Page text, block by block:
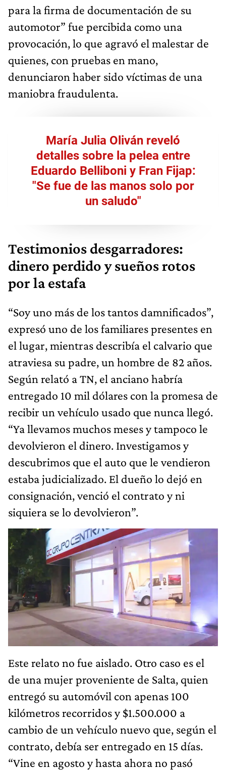
para la firma de documentación de su
automotor” fue percibida como una
provocación, lo que agravó el malestar de
quienes, con pruebas en mano,
denunciaron haber sido víctimas de una
maniobra fraudulenta.
María Julia Oliván reveló
detalles sobre la pelea entre
Eduardo Belliboni y Fran Fijap:
"Se fue de las manos solo por
un saludo"
Testimonios desgarradores:
dinero perdido y sueños rotos
por la estafa
“Soy uno más de los tantos damnificados”,
expresó uno de los familiares presentes en
el lugar, mientras describía el calvario que
atraviesa su padre, un hombre de 82 años.
Según relató a TN, el anciano habría
entregado 10 mil dólares con la promesa de
recibir un vehículo usado que nunca llegó.
“Ya llevamos muchos meses y tampoco le
devolvieron el dinero. Investigamos y
descubrimos que el auto que le vendieron
estaba judicializado. El dueño lo dejó en
consignación, venció el contrato y ni
siquiera se lo devolvieron”.
Este relato no fue aislado. Otro caso es el
de una mujer proveniente de Salta, quien
entregó su automóvil con apenas 100
kilómetros recorridos y $1.500.000 a
cambio de un vehículo nuevo que, según el
contrato, debía ser entregado en 15 días.
“Vine en agosto y hasta ahora no pasó